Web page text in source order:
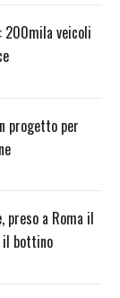
200mila veicoli
progetto per
preso a Roma il
bottino